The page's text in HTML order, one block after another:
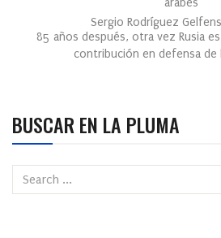
árabes
Sergio Rodríguez
85 años después, otra vez Rusia
contribución en defensa de
BUSCAR EN LA PLUMA